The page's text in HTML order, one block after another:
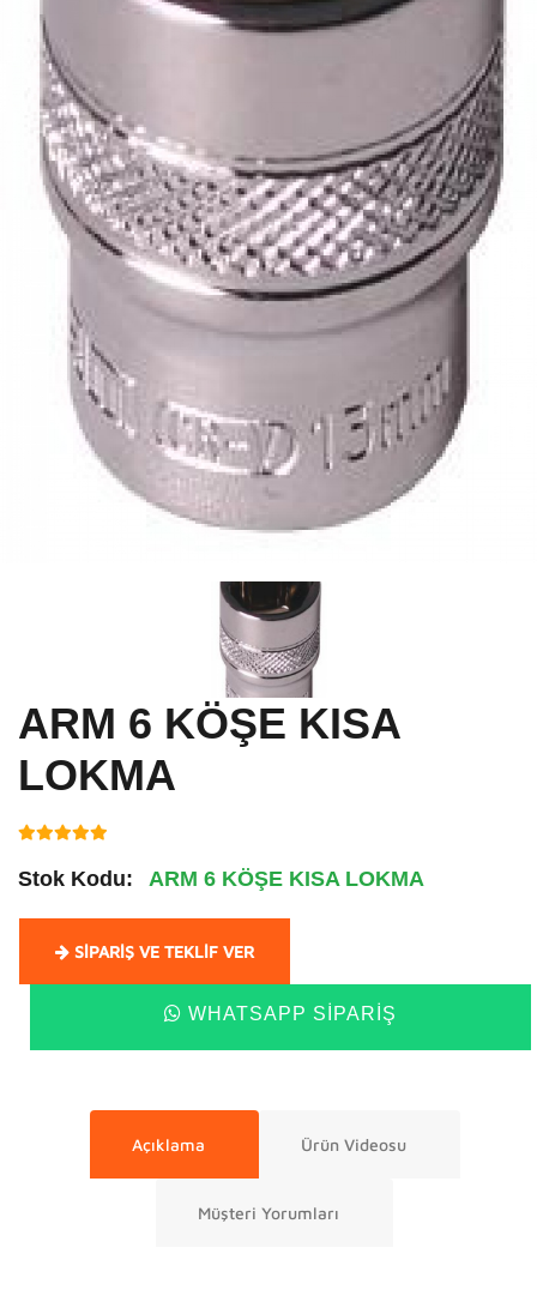
ARM 6 KÖŞE KISA
LOKMA
Stok Kodu: ARM 6 KÖŞE KISA LOKMA
SIPARIŞ VE TEKLIF VER
WHATSAPP SIPARIŞ
Açıklama Ürün Videosu
Müşteri Yorumları